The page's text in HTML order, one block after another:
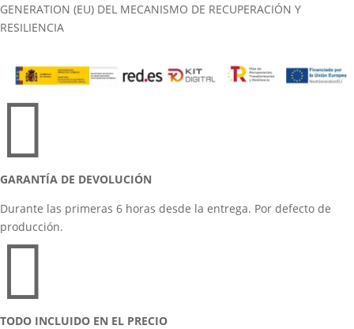
GENERATION (EU) DEL MECANISMO DE RECUPERACIÓN Y
RESILIENCIA

GARANTÍA DE DEVOLUCIÓN
Durante las primeras 6 horas desde la entrega. Por defecto de
producción.

TODO INCLUIDO EN EL PRECIO